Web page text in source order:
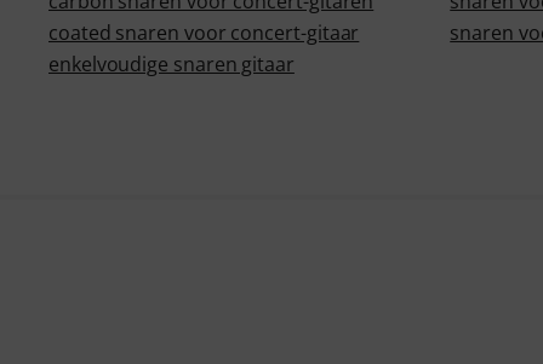
coated snaren voor concert-gitaar
enkelvoudige snaren gitaar
snaren